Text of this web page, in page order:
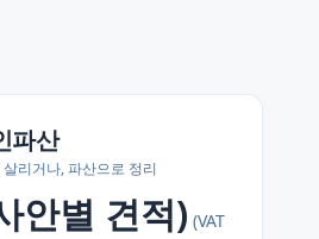
파산
리거나, 파산으로 정리
안별 견적) (VAT